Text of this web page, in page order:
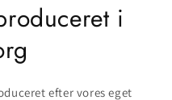
i
efter vores eget